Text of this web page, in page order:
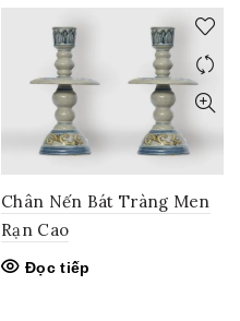
Chân Nến Bát Tràng Men
Rạn Cao
Đọc tiếp